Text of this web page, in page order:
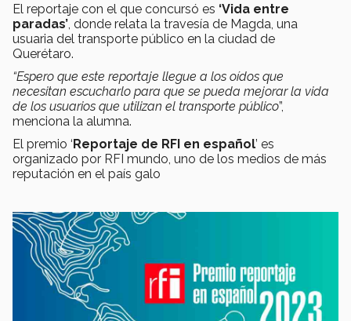
El reportaje con el que concursó es ‘Vida entre
paradas’ , donde relata la travesía de Magda, una
usuaria del transporte público en la ciudad de
Querétaro.
“Espero que este reportaje llegue a los oídos que
necesitan escucharlo para que se pueda mejorar la vida
de los usuarios que utilizan el transporte público”,
menciona la alumna.
El premio ‘Reportaje de RFI en español’ es
organizado por RFI mundo, uno de los medios de más
reputación en el país galo